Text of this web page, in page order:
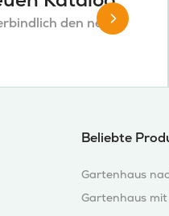
den neuen
Beliebte
Gartenhaus
Gartenhaus